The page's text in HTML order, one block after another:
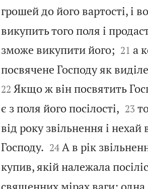
грошей до його вартості, і
викупить того поля і
зможе викупити його;
21 а
посвячене Господу як
22 Якщо ж він посвятить
є з поля його посілості,
23
від року звільнення і
Господу.
24 А в рік
купив, якій належала